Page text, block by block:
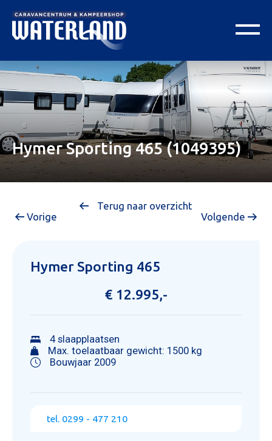
Hymer Sporting 465 (1049395)
Terug naar overzicht
Vorige
Volgende
Hymer Sporting 465
€ 12.995,-
4 slaapplaatsen
Max. toelaatbaar gewicht: 1500 kg
Bouwjaar 2009
tel. 0299 - 477 210